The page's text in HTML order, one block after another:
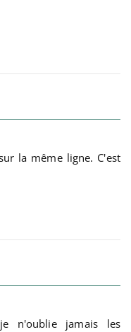
la même ligne. C'est
n'oublie jamais les